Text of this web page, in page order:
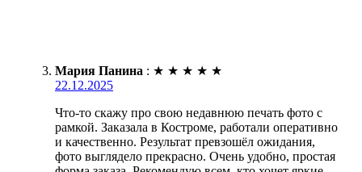
Мария Панина : ★ ★ ★ ★ ★
22.12.2025
Что-то скажу про свою недавнюю печать фото с
рамкой. Заказала в Костроме, работали оперативно
и качественно. Результат превзошёл ожидания,
фото выглядело прекрасно. Очень удобно, простая